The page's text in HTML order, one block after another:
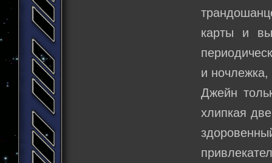
карты и
и ночлежка,
Джейн
хлипкая